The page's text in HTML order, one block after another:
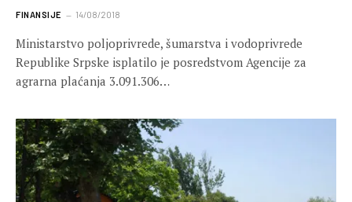
FINANSIJE 14/08/2018
Ministarstvo poljoprivrede, šumarstva i vodoprivrede
Republike Srpske isplatilo je posredstvom Agencije za
agrarna plaćanja 3.091.306…